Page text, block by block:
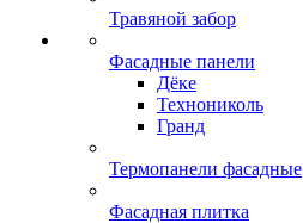
Травяной забор
Фасадные панели
Дёке
Технониколь
Гранд
Термопанели фасадные
Фасадная плитка